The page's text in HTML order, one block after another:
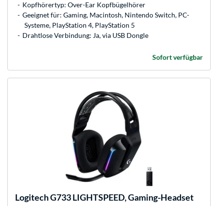
Kopfhörertyp: Over-Ear Kopfbügelhörer
Geeignet für: Gaming, Macintosh, Nintendo Switch, PC-
Systeme, PlayStation 4, PlayStation 5
Drahtlose Verbindung: Ja, via USB Dongle
Sofort verfügbar
LogitechG733 LIGHTSPEED, Gaming-Headset